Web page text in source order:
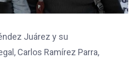
Juárez y su
Carlos Ramírez Parra,